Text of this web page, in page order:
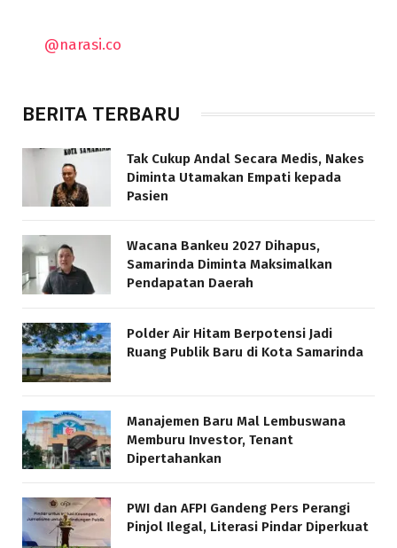
@narasi.co
BERITA TERBARU
Tak Cukup Andal Secara Medis, Nakes
Diminta Utamakan Empati kepada
Pasien
Wacana Bankeu 2027 Dihapus,
Samarinda Diminta Maksimalkan
Pendapatan Daerah
Polder Air Hitam Berpotensi Jadi
Ruang Publik Baru di Kota Samarinda
Manajemen Baru Mal Lembuswana
Memburu Investor, Tenant
Dipertahankan
PWI dan AFPI Gandeng Pers Perangi
Pinjol Ilegal, Literasi Pindar Diperkuat